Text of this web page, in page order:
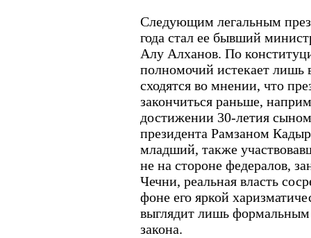
Следующим легальным
года стал ее бывший
Алу Алханов. По
полномочий истекает лишь
сходятся во мнении, что
закончиться раньше,
достижении 30-летия
президента Рамзаном
младший, также
не на стороне федералов,
Чечни, реальная власть
фоне его яркой
выглядит лишь
закона.